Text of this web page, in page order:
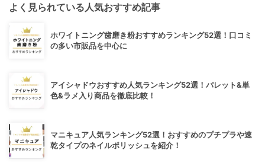
よく見られている人気おすすめ記事
ホワイトニング歯磨き粉おすすめランキング52選！口コミ
の多い市販品を中心に
アイシャドウおすすめ人気ランキング52選！パレット&単
色&ラメ入り商品を徹底比較！
マニキュア人気ランキング52選！おすすめのプチプラや速
乾タイプのネイルポリッシュを紹介！